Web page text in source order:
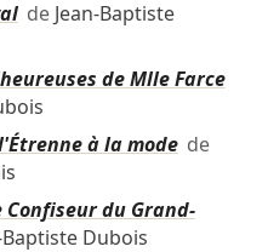
de Jean-Baptiste
de Mlle Farce
à la modede
Confiseur du Grand-
Baptiste Dubois